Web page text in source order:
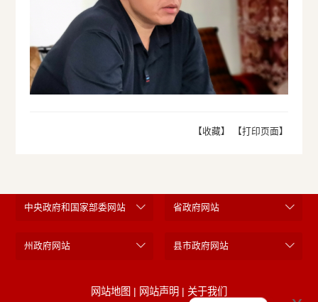
【收藏】 【打印页面】
中央政府和国家部委网站 省政府网站
州政府网站 县市政府网站
网站地图 | 网站声明 | 关于我们